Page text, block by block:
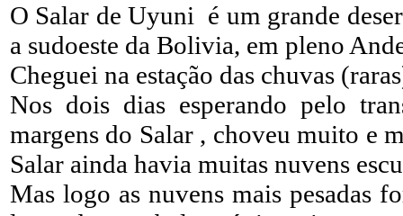
O Salar de Uyuni é um grande
a sudoeste da Bolivia, em pleno
Cheguei na estação das chuvas
Nos dois dias esperando pelo
margens do Salar , choveu muito e
Salar ainda havia muitas nuvens
Mas logo as nuvens mais pesadas